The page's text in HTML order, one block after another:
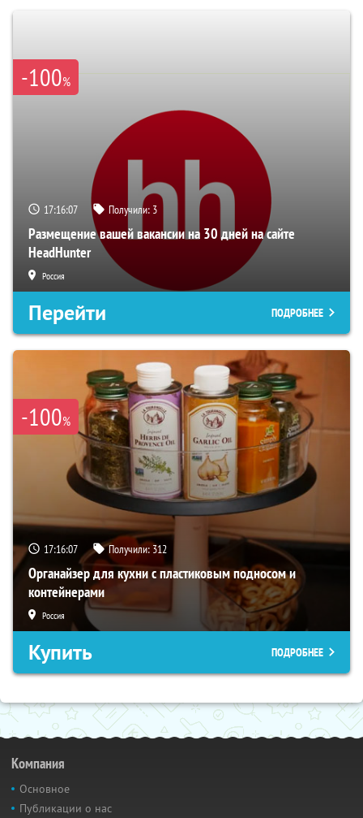
-100%
17:16:06 Получили: 3
Размещение вашей вакансии на 30 дней на сайте
HeadHunter
Россия
Перейти ПОДРОБНЕЕ
-100%
17:16:06 Получили: 312
Органайзер для кухни с пластиковым подносом и
контейнерами
Россия
Купить ПОДРОБНЕЕ
Компания
Основное
Публикации о нас